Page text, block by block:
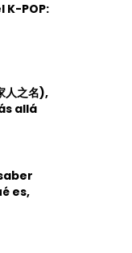
POP:
人之名),
allá
es,